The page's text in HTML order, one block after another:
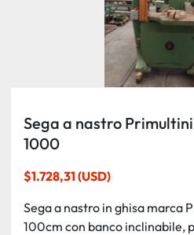
Sega a nastro
1000
$1.728,31 (USD)
Sega a nastro in ghisa marca
100cm con banco inclinabile,